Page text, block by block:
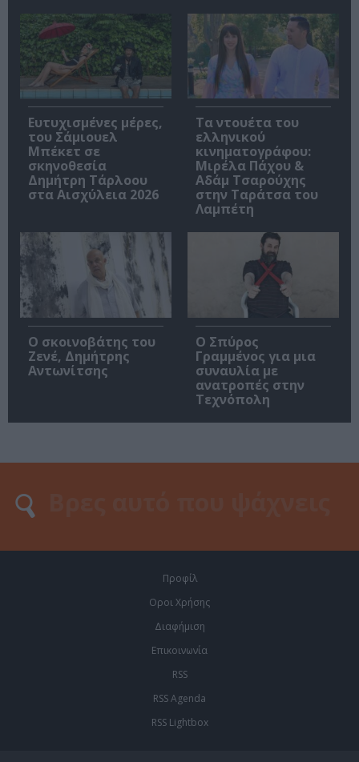
Ευτυχισμένες μέρες,
του Σάμιουελ
Μπέκετ σε
σκηνοθεσία
Δημήτρη Τάρλοου
στα Αισχύλεια 2026
Τα ντουέτα του
ελληνικού
κινηματογράφου:
Μιρέλα Πάχου &
Αδάμ Τσαρούχης
στην Ταράτσα του
Λαμπέτη
Ο σκοινοβάτης του
Ζενέ, Δημήτρης
Αντωνίτσης
Ο Σπύρος
Γραμμένος για μια
συναυλία με
ανατροπές στην
Τεχνόπολη
Προφίλ
Οροι Χρήσης
Διαφήμιση
Επικοινωνία
RSS
RSS Agenda
RSS Lightbox